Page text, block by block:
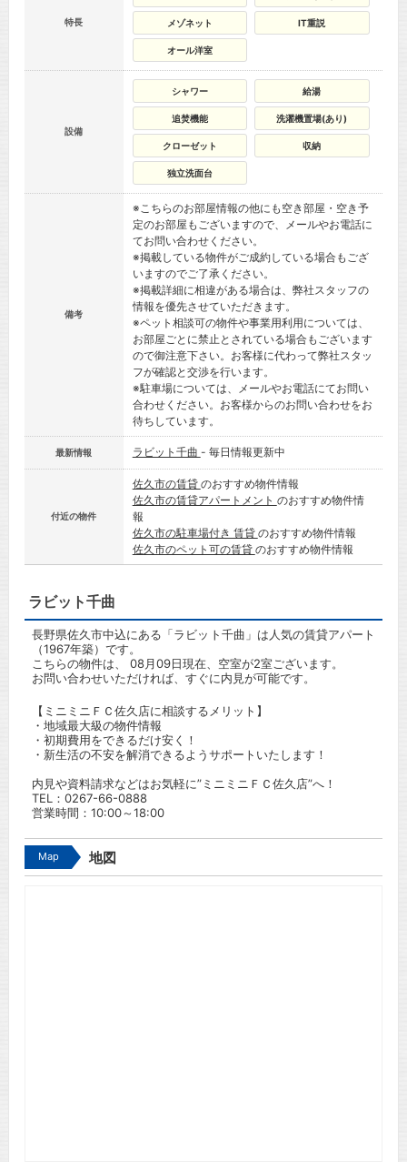
特長 メゾネット IT重説
オール洋室
設備
シャワー 給湯
追焚機能 洗濯機置場(あり)
クローゼット 収納
独立洗面台
備考
※こちらのお部屋情報の他にも空き部屋・空き予
定のお部屋もございますので、メールやお電話に
てお問い合わせください。
※掲載している物件がご成約している場合もござ
いますのでご了承ください。
※掲載詳細に相違がある場合は、弊社スタッフの
情報を優先させていただきます。
※ペット相談可の物件や事業用利用については、
お部屋ごとに禁止とされている場合もございます
ので御注意下さい。お客様に代わって弊社スタッ
フが確認と交渉を行います。
※駐車場については、メールやお電話にてお問い
合わせください。お客様からのお問い合わせをお
待ちしています。
最新情報 ラビット千曲 - 毎日情報更新中
付近の物件
佐久市の賃貸 のおすすめ物件情報
佐久市の賃貸アパートメント のおすすめ物件情
報
佐久市の駐車場付き 賃貸 のおすすめ物件情報
佐久市のペット可の賃貸 のおすすめ物件情報
ラビット千曲
長野県佐久市中込にある「ラビット千曲」は人気の賃貸アパート
（1967年築）です。
こちらの物件は、 08月09日現在、空室が2室ございます。
お問い合わせいただければ、すぐに内見が可能です。
【ミニミニＦＣ佐久店に相談するメリット】
・地域最大級の物件情報
・初期費用をできるだけ安く！
・新生活の不安を解消できるようサポートいたします！
内見や資料請求などはお気軽に”ミニミニＦＣ佐久店”へ！
TEL： 0267-66-0888
営業時間：10:00～18:00
Map 地図